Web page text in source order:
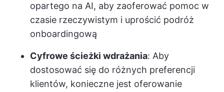
opartego na AI, aby zaoferować pomoc w
czasie rzeczywistym i uprościć podróż
onboardingową
Cyfrowe ścieżki wdrażania: Aby
dostosować się do różnych preferencji
klientów, konieczne jest oferowanie